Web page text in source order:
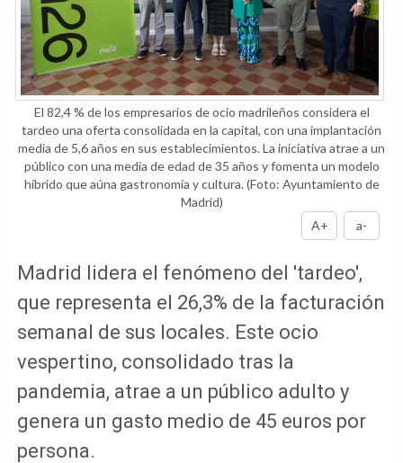
El 82,4 % de los empresarios de ocio madrileños considera el
tardeo una oferta consolidada en la capital, con una implantación
media de 5,6 años en sus establecimientos. La iniciativa atrae a un
público con una media de edad de 35 años y fomenta un modelo
híbrido que aúna gastronomía y cultura.(Foto: Ayuntamiento de
Madrid)
A+
a-
Madrid lidera el fenómeno del 'tardeo',
que representa el 26,3% de la facturación
semanal de sus locales. Este ocio
vespertino, consolidado tras la
pandemia, atrae a un público adulto y
genera un gasto medio de 45 euros por
persona.